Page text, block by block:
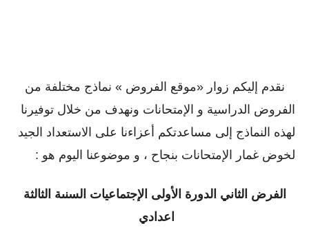
نقدم إليكم زوار «موقع الفروض » نماذج مختلفة من
الفروض الدراسية و الإمتحانات ونهدف من خلال توفيرنا
لهذه النماذج إلى مساعدتكم أعزاءنا على الاستعداد الجيد
لخوض غمار الإمتحانات بنجاح ، و موضوعنا اليوم هو :
الفرض الثاني الدورة الأولى الإجتماعيات السنىة الثالثة
اعدادي